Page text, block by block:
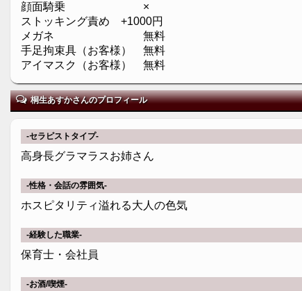
顔面騎乗 ×
ストッキング責め +1000円
メガネ 無料
手足拘束具（お客様） 無料
アイマスク（お客様） 無料
桐生あすかさんのプロフィール
-セラピストタイプ-
高身長グラマラスお姉さん
-性格・会話の雰囲気-
ホスピタリティ溢れる大人の色気
-経験した職業-
保育士・会社員
-お酒/喫煙-